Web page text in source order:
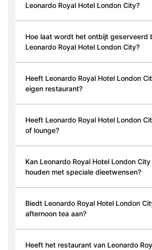
Leonardo Royal Hotel London City?
Hoe laat wordt het ontbijt geserveerd
Leonardo Royal Hotel London City?
Heeft Leonardo Royal Hotel London
eigen restaurant?
Heeft Leonardo Royal Hotel London
of lounge?
Kan Leonardo Royal Hotel London
houden met speciale dieetwensen?
Biedt Leonardo Royal Hotel London
afternoon tea aan?
Heeft het restaurant van Leonardo